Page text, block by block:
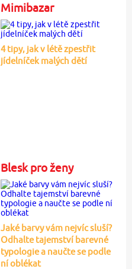
Mimibazar
4 tipy, jak v létě zpestřit
jídelníček malých dětí
Blesk pro ženy
Jaké barvy vám nejvíc sluší?
Odhalte tajemství barevné
typologie a naučte se podle
ní oblékat